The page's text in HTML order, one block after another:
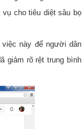
cho tiêu diệt sâu bọ
này để người dân
giảm rõ rệt trung bình